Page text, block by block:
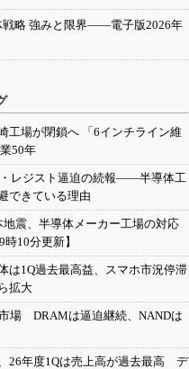
戦略 強みと限界――電子版2026年
工場が閉鎖へ 「6インチライン維
50年
レジスト逼迫の続報――半導体工
できている理由
地震、半導体メーカー工場の対応
10分更新】
は1Q過去最高益、スマホ市況停滞
拡大
場 DRAMは逼迫継続、NANDは
26年度1Qは売上高が過去最高 デ